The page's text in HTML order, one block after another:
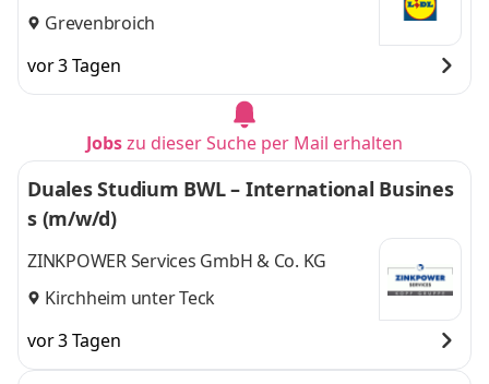
Grevenbroich
vor 3 Tagen
Jobszu dieser Suche per Mail erhalten
Duales Studium BWL – International Busines
s (m/w/d)
ZINKPOWER Services GmbH & Co. KG
Kirchheim unter Teck
vor 3 Tagen